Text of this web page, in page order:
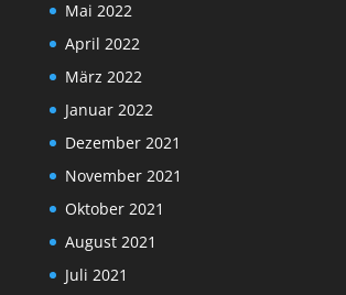
Mai 2022
April 2022
März 2022
Januar 2022
Dezember 2021
November 2021
Oktober 2021
August 2021
Juli 2021